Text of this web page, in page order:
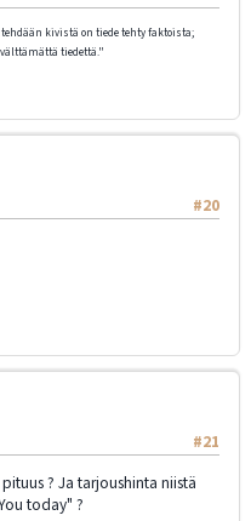
kivistä on tiede tehty faktoista;
tiedettä."
#20
#21
? Ja tarjoushinta niistä
today" ?